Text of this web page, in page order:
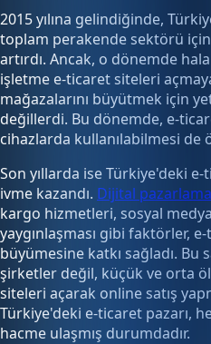
2015 yılına gelindiğinde,
toplam perakende sektörü
artırdı. Ancak, o dönemde
işletme e-ticaret siteleri
mağazalarını büyütmek için
değillerdi. Bu dönemde, e-
cihazlarda kullanılabilmesi de
Son yıllarda ise Türkiye'deki
ivme kazandı. Dijital pazarlama
kargo hizmetleri, sosyal
yaygınlaşması gibi faktörler,
büyümesine katkı sağladı. Bu
şirketler değil, küçük ve orta
siteleri açarak online satış
Türkiye'deki e-ticaret pazarı,
hacme ulaşmış durumdadır.